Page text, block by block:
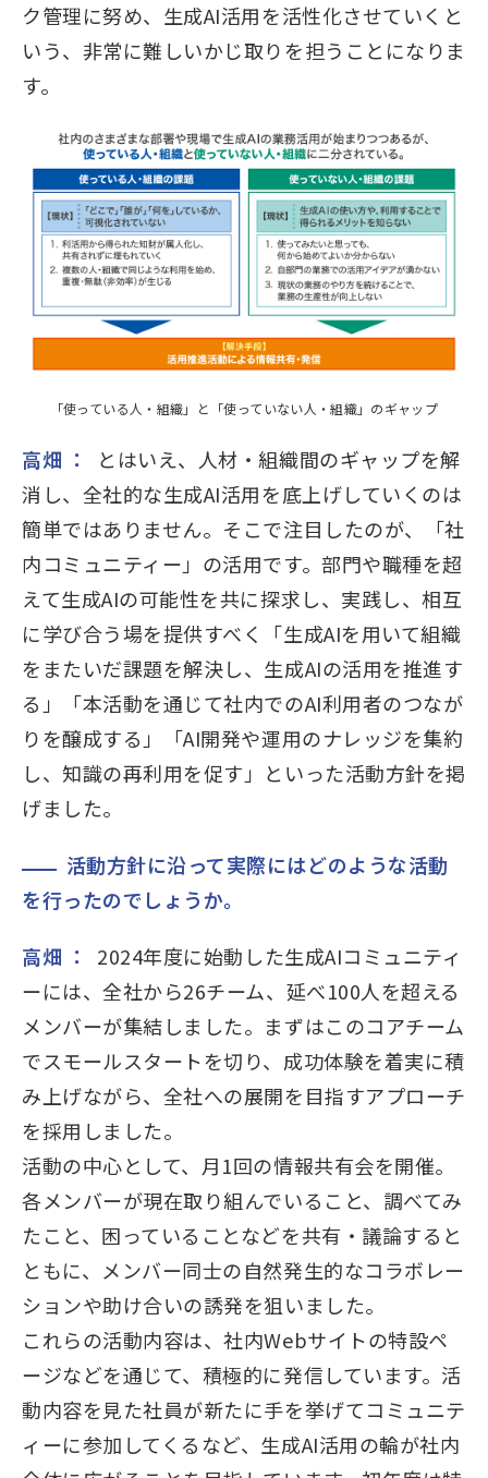
ク管理に努め、生成AI活用を活性化させていくと
いう、非常に難しいかじ取りを担うことになりま
す。
「使っている人・組織」と「使っていない人・組織」のギャップ
高畑 ：
とはいえ、人材・組織間のギャップを解
消し、全社的な生成AI活用を底上げしていくのは
簡単ではありません。そこで注目したのが、「社
内コミュニティー」の活用です。部門や職種を超
えて生成AIの可能性を共に探求し、実践し、相互
に学び合う場を提供すべく「生成AIを用いて組織
をまたいだ課題を解決し、生成AIの活用を推進す
る」「本活動を通じて社内でのAI利用者のつなが
りを醸成する」「AI開発や運用のナレッジを集約
し、知識の再利用を促す」といった活動方針を掲
げました。
活動方針に沿って実際にはどのような活動
を行ったのでしょうか。
高畑 ：
2024年度に始動した生成AIコミュニティ
ーには、全社から26チーム、延べ100人を超える
メンバーが集結しました。まずはこのコアチーム
でスモールスタートを切り、成功体験を着実に積
み上げながら、全社への展開を目指すアプローチ
を採用しました。
活動の中心として、月1回の情報共有会を開催。
各メンバーが現在取り組んでいること、調べてみ
たこと、困っていることなどを共有・議論すると
ともに、メンバー同士の自然発生的なコラボレー
ションや助け合いの誘発を狙いました。
これらの活動内容は、社内Webサイトの特設ペ
ージなどを通じて、積極的に発信しています。活
動内容を見た社員が新たに手を挙げてコミュニテ
ィーに参加してくるなど、生成AI活用の輪が社内